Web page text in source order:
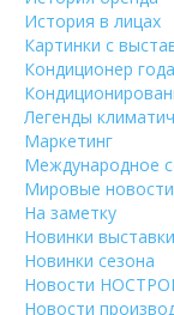
История в лицах
Картинки с
Кондиционер года
Легенды
Маркетинг
Международное
Мировые новости
На заметку
Новинки
Новинки сезона
Новости
Новости